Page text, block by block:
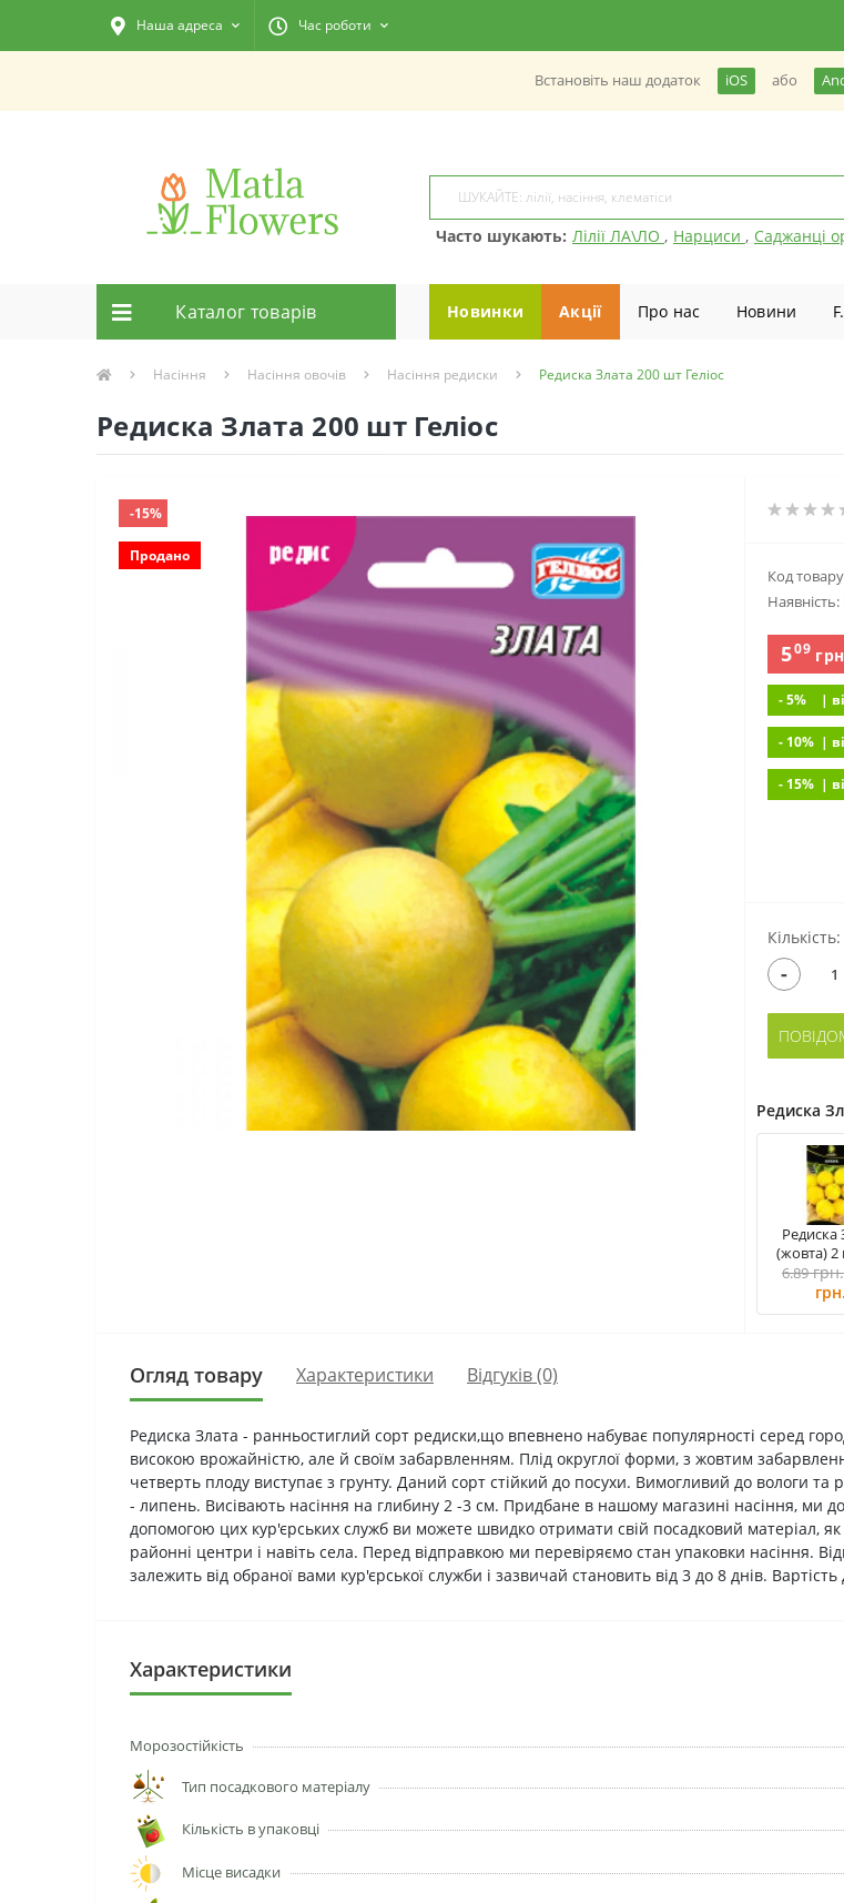
Наша адреса Час роботи
Встановiть наш додаток iOS або
Часто шукають: Лілії ЛА\ЛО , Нарциси , Саджанці
Каталог товарiв Новинки Акції Про нас Новини
Насіння Насіння овочів Насіння редиски Редиска Злата 200 шт Геліос
Редиска Злата 200 шт Геліос
-15%
Продано
Код
Наявність:
509
- 5% |
- 10% |
- 15% |
Кількість:
-
Редиска
Редиска
(жовта) 2
6.89грн.
грн.
Огляд товару Характеристики Відгуків (0)
Редиска Злата - ранньостиглий сорт редиски,що впевнено набуває популярності серед
високою врожайністю, але й своїм забарвленням. Плід округлої форми, з жовтим
четверть плоду виступає з грунту. Даний сорт стійкий до посухи. Вимогливий до вологи
- липень. Висівають насіння на глибину 2 -3 см. Придбане в нашому магазині насіння,
допомогою цих кур'єрських служб ви можете швидко отримати свій посадковий матеріал, як
районні центри і навіть села. Перед відправкою ми перевіряємо стан упаковки насіння.
залежить від обраної вами кур'єрської служби і зазвичай становить від 3 до 8 днів.
Характеристики
Морозостійкість
Тип посадкового матеріалу
Кількість в упаковці
Місце висадки